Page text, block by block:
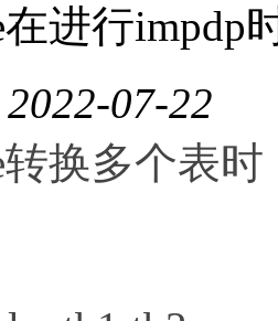
在进行impdp
2022-07-22
转换多个表